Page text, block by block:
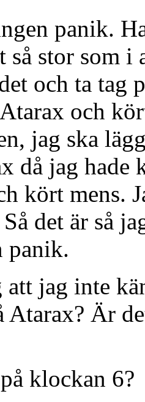
panik.
stor som i
och ta tag
och
jag ska
då jag hade
kört mens.
det är så
panik.
jag inte
Atarax? Är
klockan 6?